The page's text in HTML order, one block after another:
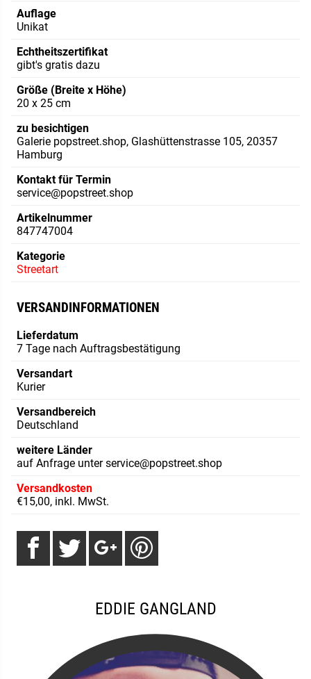
Auflage
Unikat
Echtheitszertifikat
gibt's gratis dazu
Größe (Breite x Höhe)
20 x 25 cm
zu besichtigen
Galerie popstreet.shop, Glashüttenstrasse 105, 20357
Hamburg
Kontakt für Termin
service@popstreet.shop
Artikelnummer
847747004
Kategorie
Streetart
VERSANDINFORMATIONEN
Lieferdatum
7 Tage nach Auftragsbestätigung
Versandart
Kurier
Versandbereich
Deutschland
weitere Länder
auf Anfrage unter service@popstreet.shop
Versandkosten
€15,00, inkl. MwSt.
EDDIE GANGLAND